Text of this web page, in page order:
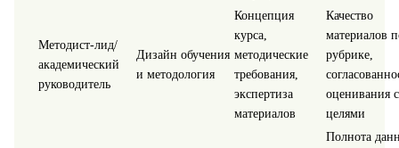
Методист-лид/
академический
руководитель
Дизайн обучения
и методология
Концепция
курса,
методические
требования,
экспертиза
материалов
Качество
материалов
рубрике,
оценивания с
целями
Полнота